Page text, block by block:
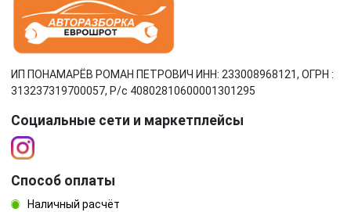
ИП ПОНАМАРЁВ РОМАН ПЕТРОВИЧ ИНН: 233008968121, ОГРН :
313237319700057, Р/c 40802810600001301295
Социальные сети и маркетплейсы
Способ оплаты
Наличный расчёт